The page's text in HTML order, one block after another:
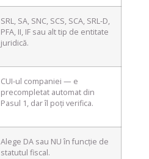
SRL, SA, SNC, SCS, SCA, SRL-D,
PFA, II, IF sau alt tip de entitate
juridică.
CUI-ul companiei — e
precompletat automat din
Pasul 1, dar îl poți verifica.
Alege DA sau NU în funcție de
statutul fiscal.